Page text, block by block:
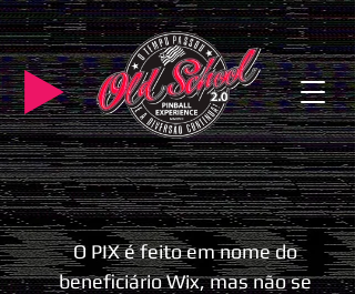
O PIX é feito em nome do
beneficiário Wix, mas não se